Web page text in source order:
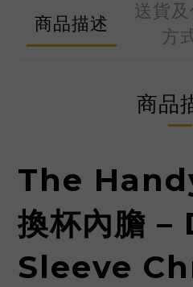
商品描述
送貨及
方
商品
The
換杯內膽
Sleeve